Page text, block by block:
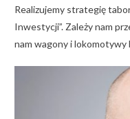
Realizujemy strategię
Inwestycji”. Zależy nam
nam wagony i lokomotywy